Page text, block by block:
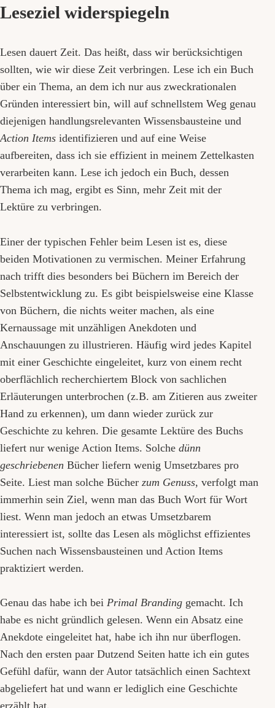
Leseziel widerspiegeln
Lesen dauert Zeit. Das heißt, dass wir berücksichtigen
sollten, wie wir diese Zeit verbringen. Lese ich ein Buch
über ein Thema, an dem ich nur aus zweckrationalen
Gründen interessiert bin, will auf schnellstem Weg genau
diejenigen handlungsrelevanten Wissensbausteine und
Action Items identifizieren und auf eine Weise
aufbereiten, dass ich sie effizient in meinem Zettelkasten
verarbeiten kann. Lese ich jedoch ein Buch, dessen
Thema ich mag, ergibt es Sinn, mehr Zeit mit der
Lektüre zu verbringen.
Einer der typischen Fehler beim Lesen ist es, diese
beiden Motivationen zu vermischen. Meiner Erfahrung
nach trifft dies besonders bei Büchern im Bereich der
Selbstentwicklung zu. Es gibt beispielsweise eine Klasse
von Büchern, die nichts weiter machen, als eine
Kernaussage mit unzähligen Anekdoten und
Anschauungen zu illustrieren. Häufig wird jedes Kapitel
mit einer Geschichte eingeleitet, kurz von einem recht
oberflächlich recherchiertem Block von sachlichen
Erläuterungen unterbrochen (z.B. am Zitieren aus zweiter
Hand zu erkennen), um dann wieder zurück zur
Geschichte zu kehren. Die gesamte Lektüre des Buchs
liefert nur wenige Action Items. Solche dünn
geschriebenen Bücher liefern wenig Umsetzbares pro
Seite. Liest man solche Bücher zum Genuss, verfolgt man
immerhin sein Ziel, wenn man das Buch Wort für Wort
liest. Wenn man jedoch an etwas Umsetzbarem
interessiert ist, sollte das Lesen als möglichst effizientes
Suchen nach Wissensbausteinen und Action Items
praktiziert werden.
Genau das habe ich bei Primal Branding gemacht. Ich
habe es nicht gründlich gelesen. Wenn ein Absatz eine
Anekdote eingeleitet hat, habe ich ihn nur überflogen.
Nach den ersten paar Dutzend Seiten hatte ich ein gutes
Gefühl dafür, wann der Autor tatsächlich einen Sachtext
abgeliefert hat und wann er lediglich eine Geschichte